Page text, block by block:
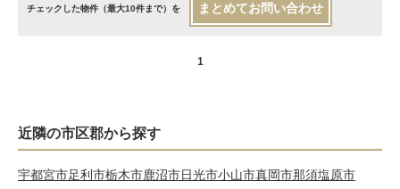
チェックした物件（最大10件まで）を まとめてお問い合わせ
1
近隣の市区郡から探す
宇都宮市足利市栃木市鹿沼市日光市小山市真岡市那須塩原市